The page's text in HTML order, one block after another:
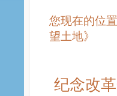
您现在的位
望土地》
纪念改